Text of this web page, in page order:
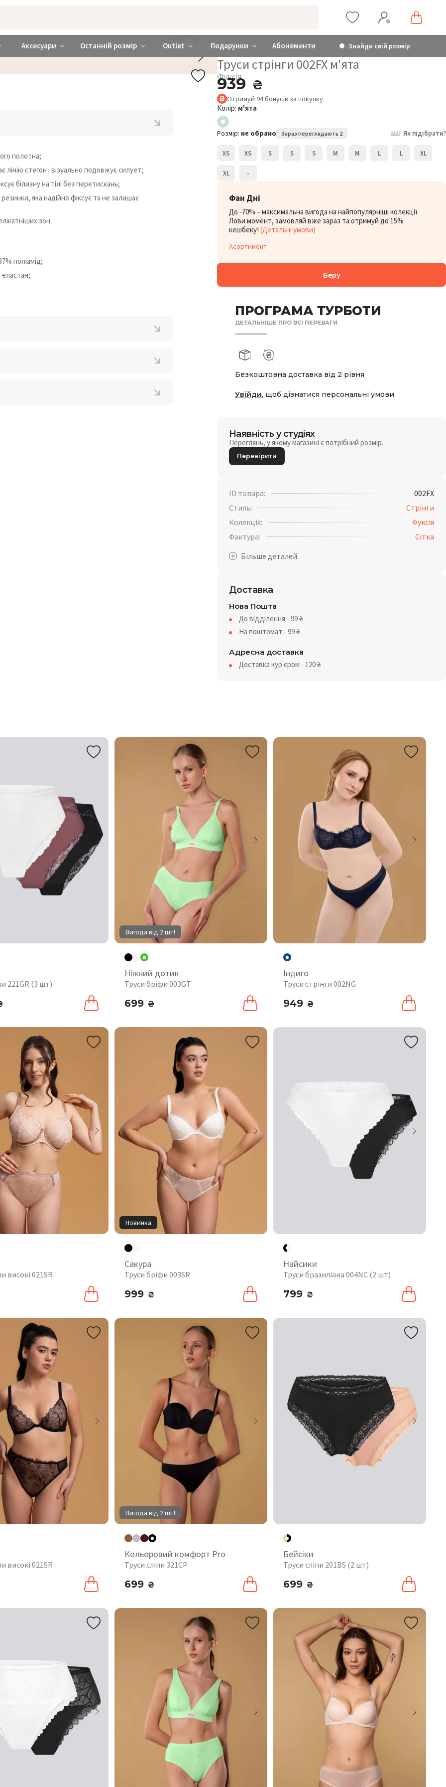
Аксесуари Останній розмір Outlet Подарунки Абонементи Знайди свій розмір
ДОДАЙ БРА
Труси стрінги 002FX м'ята
Фуксія
939 ₴
Отримуй 94бонусів за покупку
Колір: м'ята
Розмір: не обрано Зараз переглядають 2 Як підібрати?
XS XS S S S M M L L XL
XL -
Фан Дні
До -70% – максимальна вигода на найпопулярніші колекції
Лови момент, замовляй вже зараз та отримуй до 15%
кешбеку! (Детальні умови)
Асортимент
Беру
ПРОГРАМА ТУРБОТИ
ДЕТАЛЬНІШЕ ПРО ВСІ ПЕРЕВАГИ
Безкоштовна доставка від 2 рівня
Увійди, щоб дізнатися персональні умови
Наявність у студіях
Переглянь, у якому магазині є потрібний розмір.
Перевірити
ID товара:
002FX
Стиль:
Стрінги
Колекція:
Фуксія
Фактура:
Сітка
Доставка
Нова Пошта
До відділення - 99₴
На поштомат - 99₴
Адресна доставка
Доставка кур'єром - 120₴
полотна;
лінію стегон і візуально подовжує силует;
білизну на тілі без перетискань;
яка надійно фіксує та не залишає
зон.
поліамід;
еластан;
221GR (3 шт)
Вигода від 2 шт!
Ніжний дотик
Труси бріфи 003GT
699 ₴
Індиго
Труси стрінги 002NG
949 ₴
високі 021SR
Новинка
Сакура
Труси бріфи 003SR
999 ₴
Найсики
Труси бразиліана 004NC (2 шт)
799 ₴
високі 021SR
Вигода від 2 шт!
Кольоровий комфорт Pro
Труси сліпи 321CP
699 ₴
Бейсіки
Труси сліпи 201BS (2 шт)
699 ₴